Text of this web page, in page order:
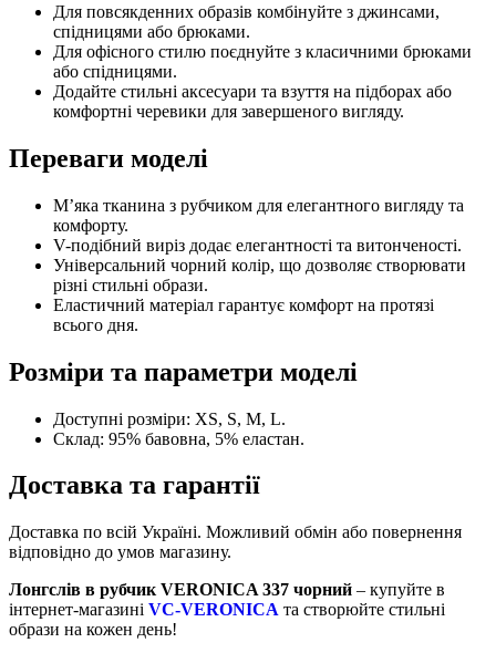
Для повсякденних образів комбінуйте з джинсами,
спідницями або брюками.
Для офісного стилю поєднуйте з класичними брюками
або спідницями.
Додайте стильні аксесуари та взуття на підборах або
комфортні черевики для завершеного вигляду.
Переваги моделі
М’яка тканина з рубчиком для елегантного вигляду та
комфорту.
V-подібний виріз додає елегантності та витонченості.
Універсальний чорний колір, що дозволяє створювати
різні стильні образи.
Еластичний матеріал гарантує комфорт на протязі
всього дня.
Розміри та параметри моделі
Доступні розміри: XS, S, M, L.
Склад: 95% бавовна, 5% еластан.
Доставка та гарантії
Доставка по всій Україні. Можливий обмін або повернення
відповідно до умов магазину.
Лонгслів в рубчик VERONICA 337 чорний – купуйте в
інтернет-магазині VC-VERONICA та створюйте стильні
образи на кожен день!